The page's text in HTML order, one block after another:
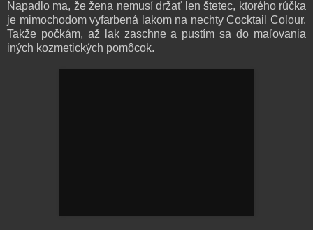
Napadlo ma, že žena nemusí držať len štetec, ktorého rúčka
je mimochodom vyfarbená lakom na nechty Cocktail Colour.
Takže počkám, až lak zaschne a pustím sa do maľovania
iných kozmetických pomôcok.